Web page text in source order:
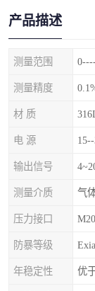
产品描述
测量范围
测量精度
材 质
电 源
输出信号
测量介质 气
压力接口
防暴等级
年稳定性 优